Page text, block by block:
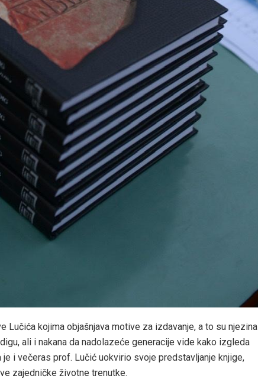
Lučića kojima objašnjava motive za izdavanje, a to su njezina
ali i nakana da nadolazeće generacije vide kako izgleda
i večeras prof. Lučić uokvirio svoje predstavljanje knjige,
zajedničke životne trenutke.